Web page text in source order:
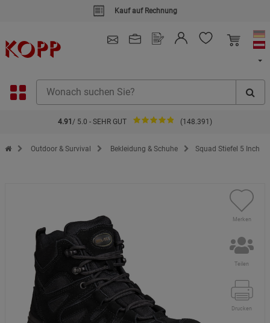
Kauf auf Rechnung
4.91 / 5.0 - SEHR GUT (148.391)
Zur Startseite des Kopp Verlag Online-Shop
Outdoor & Survival Bekleidung & Schuhe Squad Stiefel 5 Inch
Merken
Teilen
Drucken